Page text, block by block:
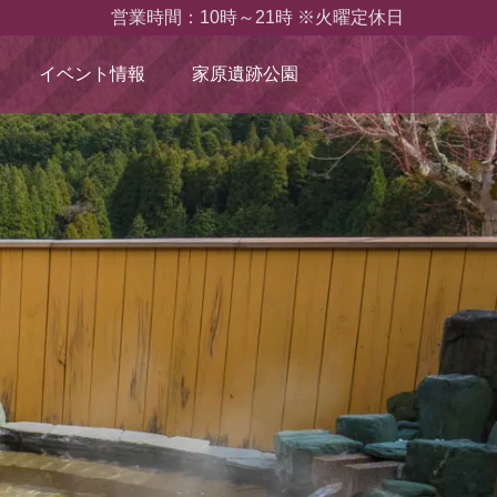
営業時間：10時～21時 ※火曜定休日
イベント情報 家原遺跡公園